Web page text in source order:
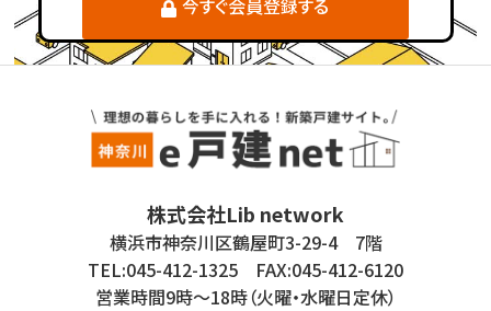
今すぐ会員登録する
株式会社Lib network
横浜市神奈川区鶴屋町3-29-4 7階
TEL:045-412-1325 FAX:045-412-6120
営業時間9時～18時（火曜・水曜日定休）